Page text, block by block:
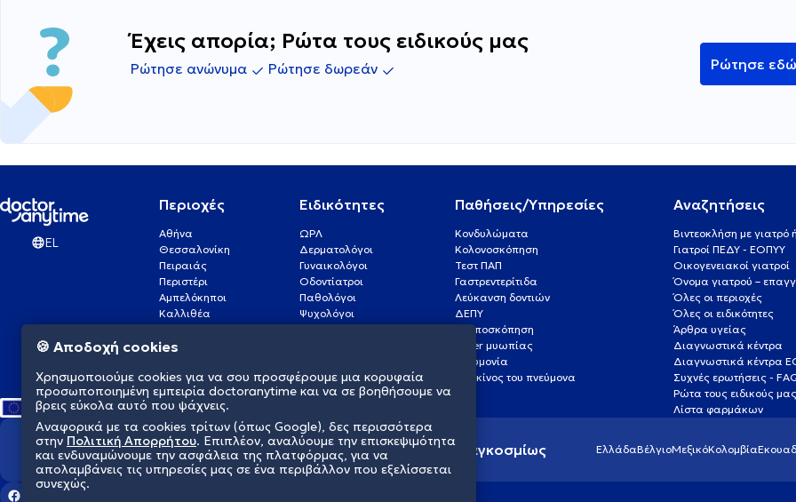
Έχεις απορία; Ρώτα τους ειδικούς μας
Ρώτησε ανώνυμα Ρώτησε δωρεάν Ρώτησε εδώ
EL
Περιοχές
Αθήνα
Θεσσαλονίκη
Πειραιάς
Περιστέρι
Αμπελόκηποι
Καλλιθέα
Γλυφάδα
Νέα Σμύρνη
Ειδικότητες
ΩΡΛ
Δερματολόγοι
Γυναικολόγοι
Οδοντίατροι
Παθολόγοι
Ψυχολόγοι
Καρδιολόγοι
Παθήσεις/Υπηρεσίες
Κονδυλώματα
Κολονοσκόπηση
Τεστ ΠΑΠ
Γαστρεντερίτιδα
Λεύκανση δοντιών
ΔΕΠΥ
Κολποσκόπηση
Laser μυωπίας
Πνευμονία
Καρκίνος του πνεύμονα
Αναζητήσεις
Βιντεοκλήση με
Γιατροί ΠΕΔΥ - ΕΟΠΥΥ
Οικογενειακοί γιατροί
Όνομα γιατρού –
Όλες οι περιοχές
Όλες οι ειδικότητες
Άρθρα υγείας
Διαγνωστικά κέντρα
Διαγνωστικά κέντρα
Συχνές ερωτήσεις -
Ρώτα τους ειδικούς μας
Λίστα φαρμάκων
Διαμορφώνουμε το μέλλον της υγείας παγκοσμίως ΕλλάδαΒέλγιοΜεξικόΚολομβία
🍪 Αποδοχή cookies
Χρησιμοποιούμε cookies για να σου προσφέρουμε μια κορυφαία
προσωποποιημένη εμπειρία doctoranytime και να σε βοηθήσουμε να
βρεις εύκολα αυτό που ψάχνεις.
Αναφορικά με τα cookies τρίτων (όπως Google), δες περισσότερα
στην Πολιτική Απορρήτου. Επιπλέον, αναλύουμε την επισκεψιμότητα
και ενδυναμώνουμε την ασφάλεια της πλατφόρμας, για να
απολαμβάνεις τις υπηρεσίες μας σε ένα περιβάλλον που εξελίσσεται
συνεχώς.